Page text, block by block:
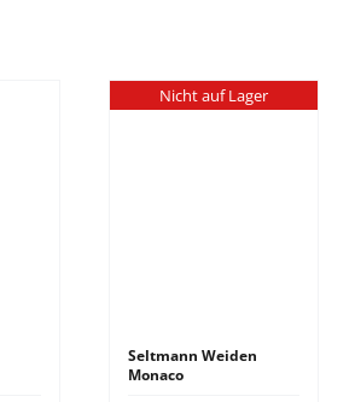
Nicht auf Lager
Seltmann Weiden
Monaco